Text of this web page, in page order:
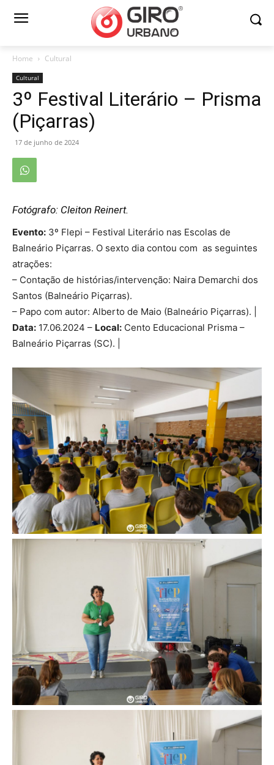
Home Cultural
Cultural
3º Festival Literário – Prisma
(Piçarras)
17 de junho de 2024
Fotógrafo: Cleiton Reinert.
Evento: 3º Flepi – Festival Literário nas Escolas de
Balneário Piçarras. O sexto dia contou com as seguintes
atrações:
– Contação de histórias/intervenção: Naira Demarchi dos
Santos (Balneário Piçarras).
– Papo com autor: Alberto de Maio (Balneário Piçarras). |
Data: 17.06.2024 – Local: Cento Educacional Prisma –
Balneário Piçarras (SC). |